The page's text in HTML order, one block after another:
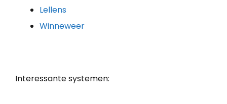
Lellens
Winneweer
Interessante systemen: